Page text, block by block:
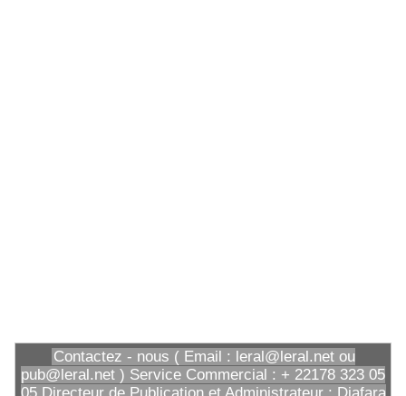
Contactez - nous ( Email : leral@leral.net ou
pub@leral.net ) Service Commercial : + 22178 323 05